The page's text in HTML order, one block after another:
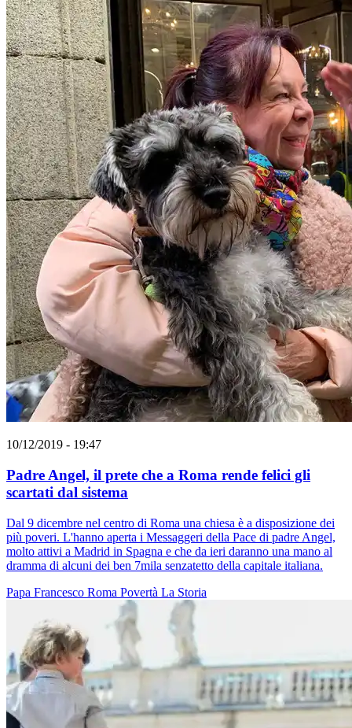
10/12/2019 - 19:47
Padre Angel, il prete che a Roma rende felici gli
scartati dal sistema
Dal 9 dicembre nel centro di Roma una chiesa è a disposizione dei
più poveri. L'hanno aperta i Messaggeri della Pace di padre Angel,
molto attivi a Madrid in Spagna e che da ieri daranno una mano al
dramma di alcuni dei ben 7mila senzatetto della capitale italiana.
Papa Francesco Roma Povertà La Storia